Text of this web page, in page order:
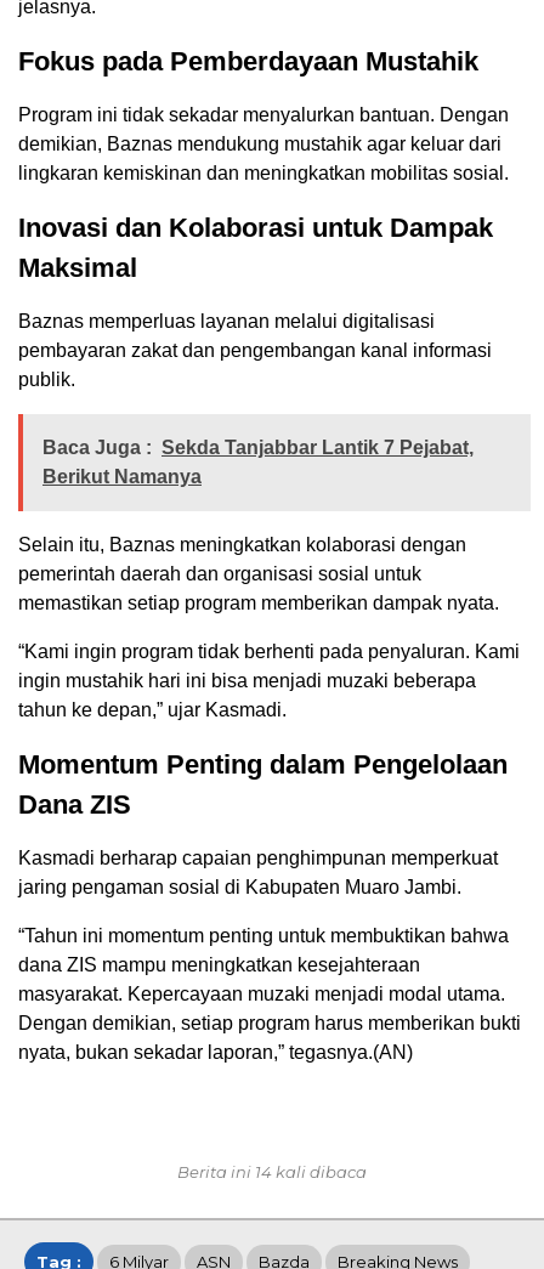
jelasnya.
Fokus pada Pemberdayaan Mustahik
Program ini tidak sekadar menyalurkan bantuan. Dengan
demikian, Baznas mendukung mustahik agar keluar dari
lingkaran kemiskinan dan meningkatkan mobilitas sosial.
Inovasi dan Kolaborasi untuk Dampak
Maksimal
Baznas memperluas layanan melalui digitalisasi
pembayaran zakat dan pengembangan kanal informasi
publik.
Baca Juga : Sekda Tanjabbar Lantik 7 Pejabat,
Berikut Namanya
Selain itu, Baznas meningkatkan kolaborasi dengan
pemerintah daerah dan organisasi sosial untuk
memastikan setiap program memberikan dampak nyata.
“Kami ingin program tidak berhenti pada penyaluran. Kami
ingin mustahik hari ini bisa menjadi muzaki beberapa
tahun ke depan,” ujar Kasmadi.
Momentum Penting dalam Pengelolaan
Dana ZIS
Kasmadi berharap capaian penghimpunan memperkuat
jaring pengaman sosial di Kabupaten Muaro Jambi.
“Tahun ini momentum penting untuk membuktikan bahwa
dana ZIS mampu meningkatkan kesejahteraan
masyarakat. Kepercayaan muzaki menjadi modal utama.
Dengan demikian, setiap program harus memberikan bukti
nyata, bukan sekadar laporan,” tegasnya.(AN)
Berita ini 14 kali dibaca
Tag : 6 Milyar ASN Bazda Breaking News